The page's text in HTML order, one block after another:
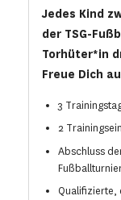
Jedes Kind
der TSG-
Torhüter*in
Freue Dich
3
2
Abschluss
Qualifizierte,